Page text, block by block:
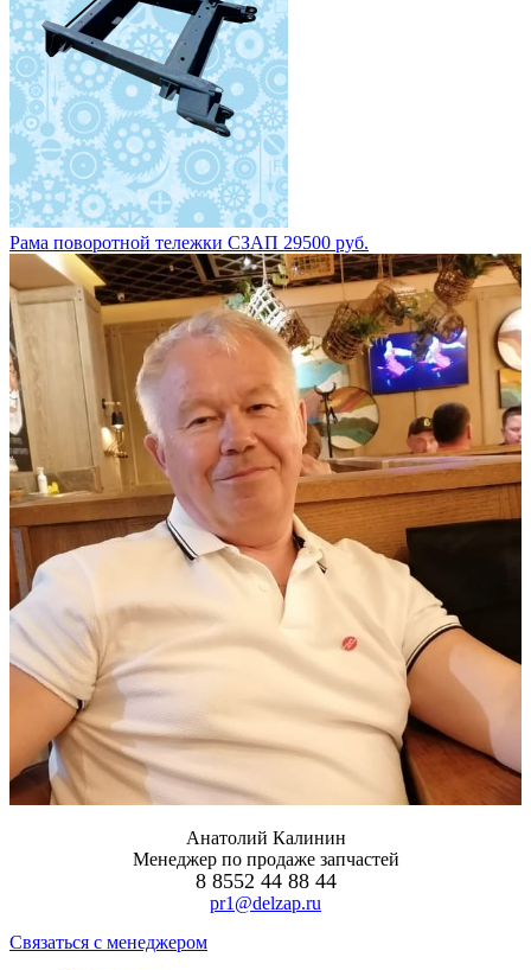
Рама поворотной тележки СЗАП 29500 руб.
Анатолий Калинин
Менеджер по продаже запчастей
8 8552 44 88 44
pr1@delzap.ru
Cвязаться с менеджером